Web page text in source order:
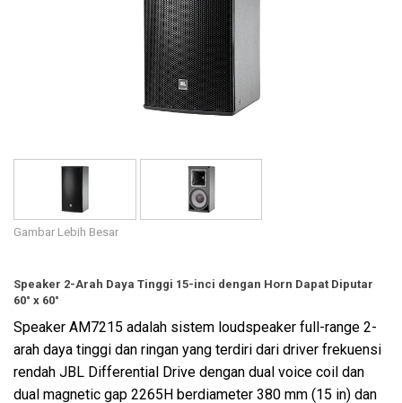
Gambar Lebih Besar
Speaker 2-Arah Daya Tinggi 15-inci dengan Horn Dapat Diputar
60° x 60°
Speaker AM7215 adalah sistem loudspeaker full-range 2-
arah daya tinggi dan ringan yang terdiri dari driver frekuensi
rendah JBL Differential Drive dengan dual voice coil dan
dual magnetic gap 2265H berdiameter 380 mm (15 in) dan